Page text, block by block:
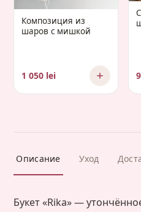
Композиция из
шаров с мишкой
1 050 lei
Описание Уход
Букет «Rika» —